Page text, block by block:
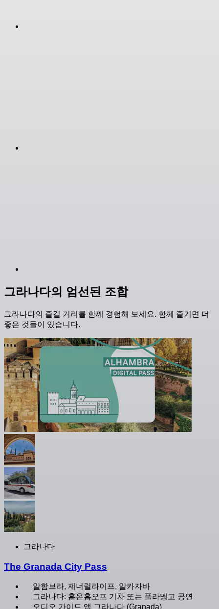
그라나다의 엄선된 조합
그라나다의 즐길 거리를 함께 경험해 보세요. 함께 즐기면 더
좋은 것들이 있습니다.
그라나다
The Granada City Pass
알함브라, 제너럴라이프, 알카자바
그라나다: 홉온홉오프 기차 또는 플라멩고 공연
오디오 가이드 앱 그라나다 (Granada)